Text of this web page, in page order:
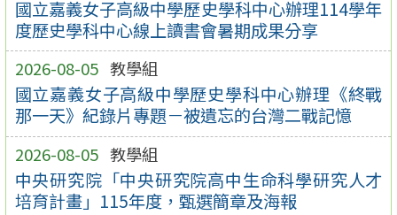
國立嘉義女子高級中學歷史學科中心辦理114學年
度歷史學科中心線上讀書會暑期成果分享
2026-08-05 教學組
國立嘉義女子高級中學歷史學科中心辦理《終戰
那一天》紀錄片專題－被遺忘的台灣二戰記憶
2026-08-05 教學組
中央研究院「中央研究院高中生命科學研究人才
培育計畫」115年度，甄選簡章及海報